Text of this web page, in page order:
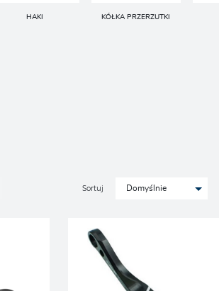
HAKI KÓŁKA PRZERZUTKI
Sortuj Domyślnie